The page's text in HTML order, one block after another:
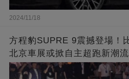
2024/11/18
方程豹SUPRE 9震撼登場！
北京車展或掀自主超跑新潮流